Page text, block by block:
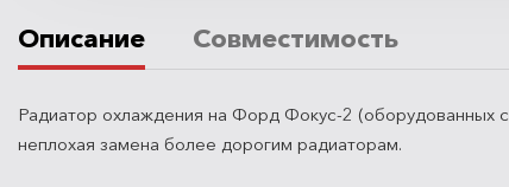
Описание Совместимость
Радиатор охлаждения на Форд Фокус-2 (оборудованных
неплохая замена более дорогим радиаторам.